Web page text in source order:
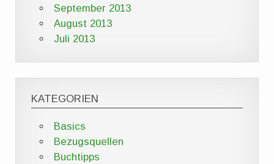
September 2013
August 2013
Juli 2013
KATEGORIEN
Basics
Bezugsquellen
Buchtipps